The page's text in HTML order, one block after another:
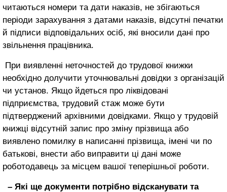
читаються номери та дати наказів, не збігаються
періоди зарахування з датами наказів, відсутні печатки
й підписи відповідальних осіб, які вносили дані про
звільнення працівника.
При виявленні неточностей до трудової книжки
необхідно долучити уточнювальні довідки з організацій
чи установ. Якщо йдеться про ліквідовані
підприємства, трудовий стаж може бути
підтверджений архівними довідками. Якщо у трудовій
книжці відсутній запис про зміну прізвища або
виявлено помилку в написанні прізвища, імені чи по
батькові, внести або виправити ці дані може
роботодавець за місцем вашої теперішньої роботи.
– Які ще документи потрібно відсканувати та